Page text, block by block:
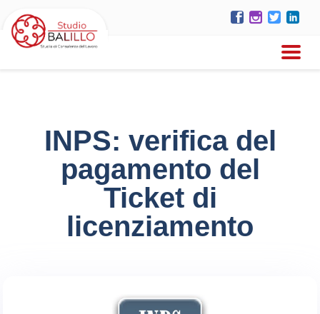
INPS: verifica del
pagamento del
Ticket di
licenziamento